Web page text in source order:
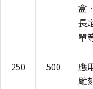
盒
長
單
250 500
應
雕